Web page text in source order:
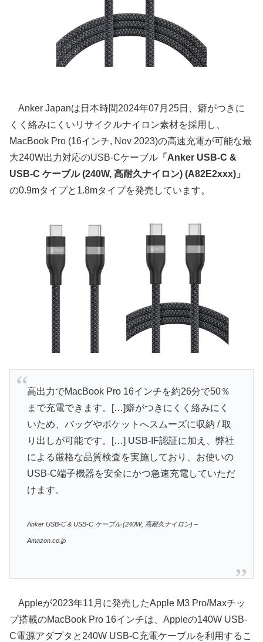
Anker Japanは日本時間2024年07月25日、癖がつきに
くく絡みにくいリサイクルナイロン素材を採用し、
MacBook Pro (16インチ, Nov 2023)の高速充電が可能な最
大240W出力対応のUSB-Cケーブル 「Anker USB-C &
USB-C ケーブル (240W, 高耐久ナイロン) (A82E2xxx)」
の0.9mタイプと1.8mタイプを発売しています。
高出力でMacBook Pro 16インチを約26分で50％
まで充電できます。[…]癖がつきにくく絡みにく
いため、バッグやポケットへスムーズに収納 / 取
り出しが可能です。[…] USB-IF認証に加え、弊社
による厳格な品質検査を実施しており、お使いの
USB-C端子機器を安全にかつ急速充電していただ
けます。
Anker USB-C & USB-C ケーブル (240W, 高耐久ナイロン) –
Amazon.co.jp
Appleが2023年11月に発売したApple M3 Pro/Maxチッ
プ搭載のMacBook Pro 16インチは、Appleの140W USB-
C電源アダプタと240W USB-C充電ケーブルを利用するこ